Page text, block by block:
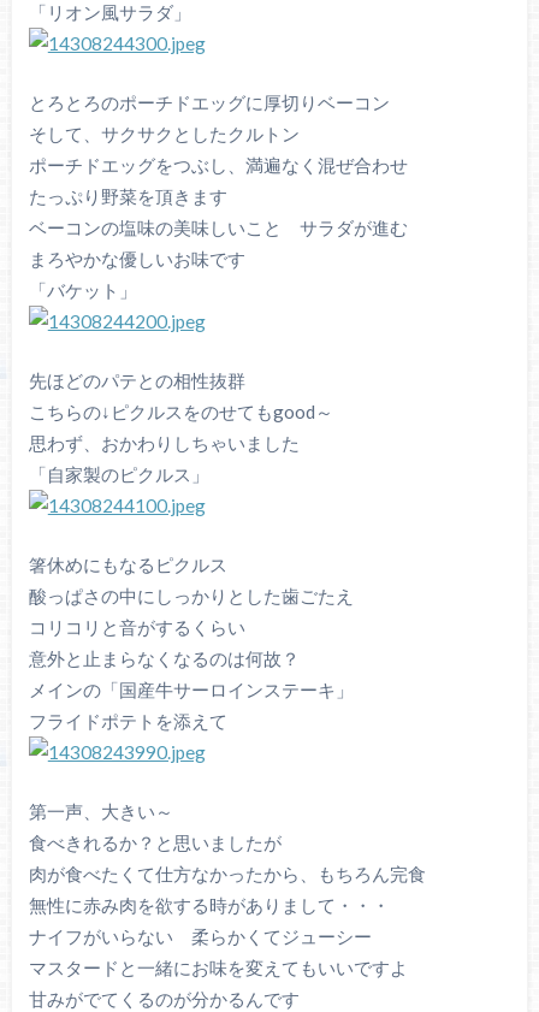
「リオン風サラダ」
とろとろのポーチドエッグに厚切りベーコン
そして、サクサクとしたクルトン
ポーチドエッグをつぶし、満遍なく混ぜ合わせ
たっぷり野菜を頂きます
ベーコンの塩味の美味しいこと サラダが進む
まろやかな優しいお味です
「バケット」
先ほどのパテとの相性抜群
こちらの↓ピクルスをのせてもgood～
思わず、おかわりしちゃいました
「自家製のピクルス」
箸休めにもなるピクルス
酸っぱさの中にしっかりとした歯ごたえ
コリコリと音がするくらい
意外と止まらなくなるのは何故？
メインの「国産牛サーロインステーキ」
フライドポテトを添えて
第一声、大きい～
食べきれるか？と思いましたが
肉が食べたくて仕方なかったから、もちろん完食
無性に赤み肉を欲する時がありまして・・・
ナイフがいらない 柔らかくてジューシー
マスタードと一緒にお味を変えてもいいですよ
甘みがでてくるのが分かるんです